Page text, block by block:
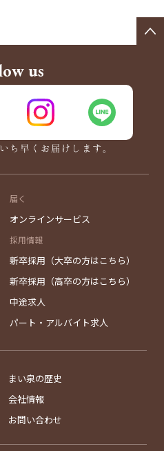
us
FaceBook Instagram
ち早くお届けします。
届く
オンラインサービス
採用情報
新卒採用（大卒の方はこちら）
新卒採用（高卒の方はこちら）
中途求人
パート・アルバイト求人
まい泉の歴史
会社情報
お問い合わせ